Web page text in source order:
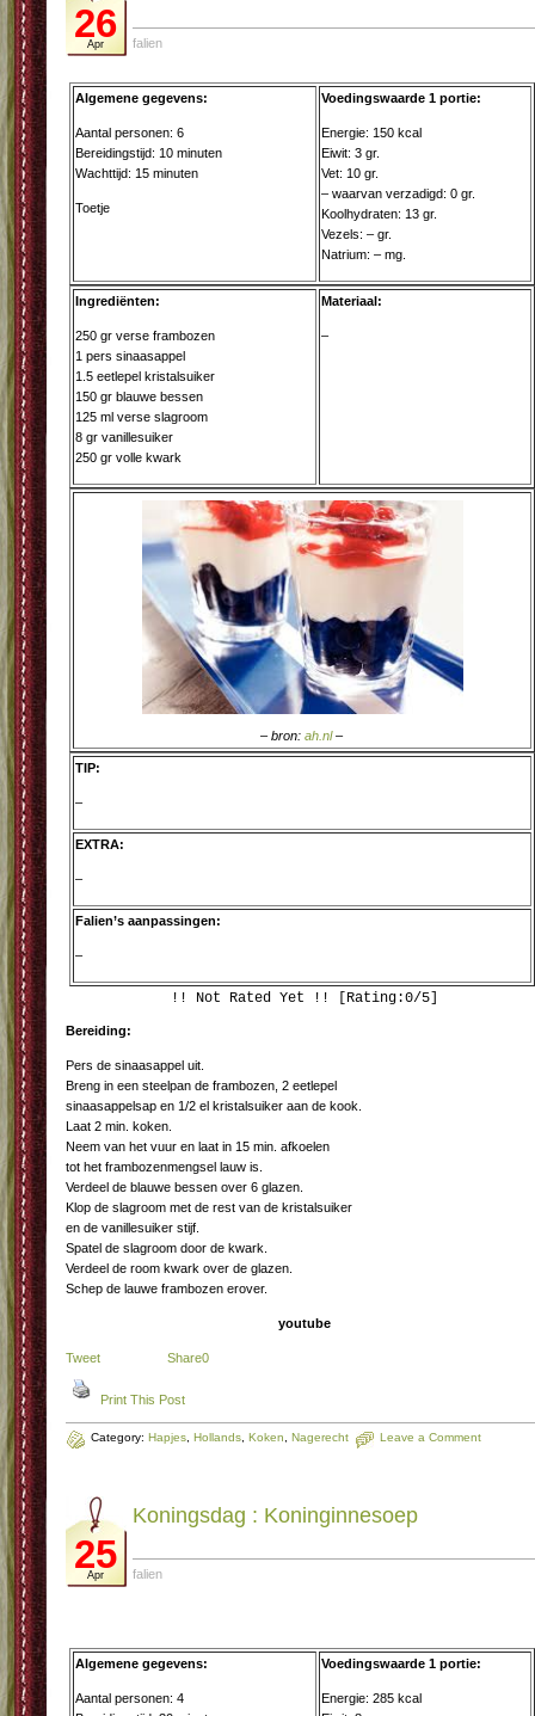
26
Apr falien
Algemene gegevens:
Aantal personen: 6
Bereidingstijd: 10 minuten
Wachttijd: 15 minuten
Toetje
Voedingswaarde 1 portie:
Energie: 150 kcal
Eiwit: 3 gr.
Vet: 10 gr.
– waarvan verzadigd: 0 gr.
Koolhydraten: 13 gr.
Vezels: – gr.
Natrium: – mg.
Ingrediënten:
250 gr verse frambozen
1 pers sinaasappel
1.5 eetlepel kristalsuiker
150 gr blauwe bessen
125 ml verse slagroom
8 gr vanillesuiker
250 gr volle kwark
Materiaal:
–
– bron:ah.nl–
TIP:
–
EXTRA:
–
Falien’s aanpassingen:
–
!! Not Rated Yet !! [Rating:0/5]
Bereiding:
Pers de sinaasappel uit.
Breng in een steelpan de frambozen, 2 eetlepel
sinaasappelsap en 1/2 el kristalsuiker aan de kook.
Laat 2 min. koken.
Neem van het vuur en laat in 15 min. afkoelen
tot het frambozenmengsel lauw is.
Verdeel de blauwe bessen over 6 glazen.
Klop de slagroom met de rest van de kristalsuiker
en de vanillesuiker stijf.
Spatel de slagroom door de kwark.
Verdeel de room kwark over de glazen.
Schep de lauwe frambozen erover.
youtube
Tweet Share0
Print This Post
Category: Hapjes Hollands Koken Nagerecht Leave a Comment
25
Apr
Koningsdag : Ko­nin­gin­ne­soep
falien
Algemene gegevens:
Aantal personen: 4
Voedingswaarde 1 portie:
Energie: 285 kcal